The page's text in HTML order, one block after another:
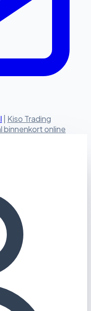
Kiso Trading
binnenkort online